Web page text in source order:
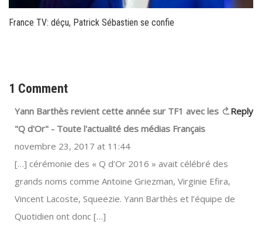
France TV: déçu, Patrick Sébastien se confie
1 Comment
Reply
Yann Barthès revient cette année sur TF1 avec les
"Q d'Or" - Toute l'actualité des médias Français
novembre 23, 2017 at 11:44
[…] cérémonie des « Q d’Or 2016 » avait célébré des
grands noms comme Antoine Griezman, Virginie Efira,
Vincent Lacoste, Squeezie. Yann Barthès et l’équipe de
Quotidien ont donc […]